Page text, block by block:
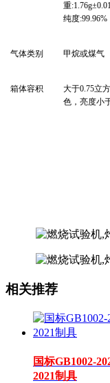
重
纯度:99.96%
气体类别 甲烷或煤气
箱体容积
大于0.75立
色，亮度小
相关推荐
国标GB1002-
2021制具